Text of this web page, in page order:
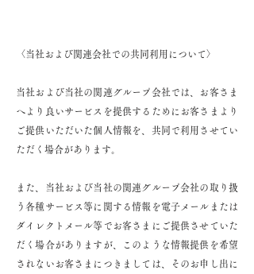
〈当社および関連会社での共同利用について〉
当社および当社の関連グループ会社では、お客さま
へより良いサービスを提供するためにお客さまより
ご提供いただいた個人情報を、共同で利用させてい
ただく場合があります。
また、当社および当社の関連グループ会社の取り扱
う各種サービス等に関する情報を電子メールまたは
ダイレクトメール等でお客さまにご提供させていた
だく場合がありますが、このような情報提供を希望
されないお客さまにつきましては、そのお申し出に